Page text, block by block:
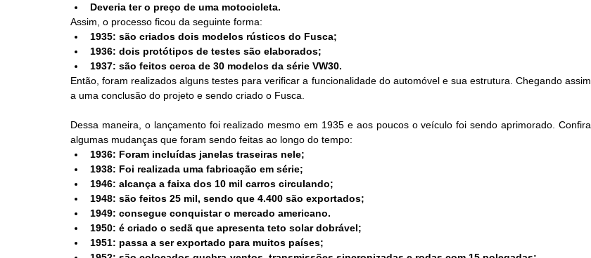
Deveria ter o preço de uma motocicleta.
Assim, o processo ficou da seguinte forma:
1935: são criados dois modelos rústicos do Fusca;
1936: dois protótipos de testes são elaborados;
1937: são feitos cerca de 30 modelos da série VW30.
Então, foram realizados alguns testes para verificar a funcionalidade do automóvel e sua estrutura. Chegando assim
a uma conclusão do projeto e sendo criado o Fusca.
Dessa maneira, o lançamento foi realizado mesmo em 1935 e aos poucos o veículo foi sendo aprimorado. Confira
algumas mudanças que foram sendo feitas ao longo do tempo:
1936: Foram incluídas janelas traseiras nele;
1938: Foi realizada uma fabricação em série;
1946: alcança a faixa dos 10 mil carros circulando;
1948: são feitos 25 mil, sendo que 4.400 são exportados;
1949: consegue conquistar o mercado americano.
1950: é criado o sedã que apresenta teto solar dobrável;
1951: passa a ser exportado para muitos países;